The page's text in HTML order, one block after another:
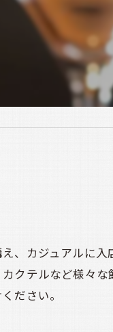
、カジュアルに
クテルなど様々
ださい。